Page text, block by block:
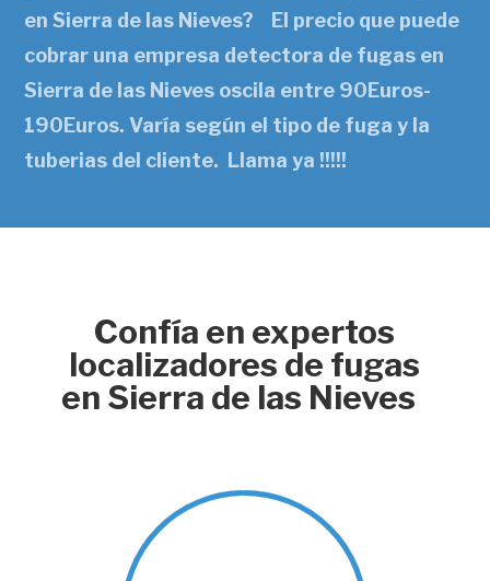
en Sierra de las Nieves? El precio que puede
cobrar una empresa detectora de fugas en
Sierra de las Nieves oscila entre 90Euros-
190Euros. Varía según el tipo de fuga y la
tuberias del cliente. Llama ya !!!!!
Confía en expertos
localizadores de fugas
en Sierra de las Nieves